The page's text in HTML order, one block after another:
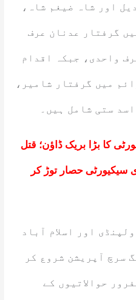
اور شاہ ضیغم شاہ،
گرفتار عدنان عرف
واحدی، جبکہ اقدام
میں گرفتار شامیر،
ستی شامل ہیں۔
کا بڑا بریک ڈاؤن؛ قتل
کے 2 قیدی سیکیورٹی حصار توڑ کر
اور اسلام آباد
سرچ آپریشن شروع کر
حوالاتیوں کے